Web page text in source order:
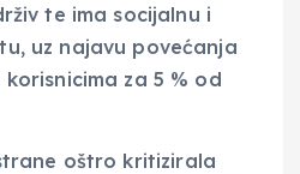
te ima socijalnu i
uz najavu povećanja
za 5 % od
oštro kritizirala